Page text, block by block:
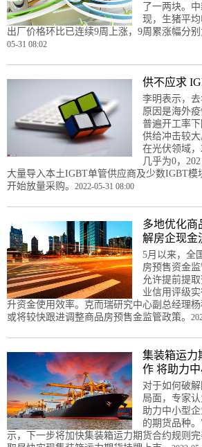
了一两块。
现，生猪平
出厂价格环比已连续9周上涨，9周累涨幅分别
05-31 08:02
供不应求
李明表示，
原因是海外
普遍开工率
供给冲击较大
在光伏领域
几乎为0，
大量导入本土IGBT单管供应商及少数IGBT模
开始放量采购。 2022-05-31 08:00
多地优化商
解房企现金
5月以来，全
房预售资金
允许提前提
业信用评级
升资金使用效率。克而瑞研究中心副总经理
或将较快跟进调整商品房预售金监管政策。
集装箱运力
作 将助力
对于如何破
局面，专家
助力中小型
的期货品种
示，下一步将加快集装箱运力期货合约规则